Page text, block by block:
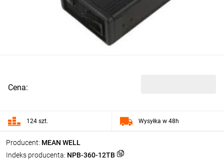
Producent: MEAN WELL
Indeks producenta: NPB-360-12TB
Cena:
124 szt. Wysyłka w 48h